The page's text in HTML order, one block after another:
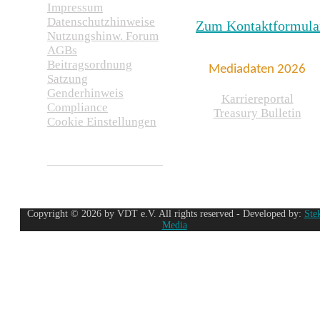
Impressum
Datenschutzhinweise
Nutzungshinw. Forum
AGBs
Beitragsordnung
Satzung
Genderhinweis
Compliance
Cookie Einstellungen
Zum
Mediadaten 2026
Karriereportal
Treasury Bulletin
Copyright © 2026 by VDT e.V. All rights reserved - Developed by:
Media